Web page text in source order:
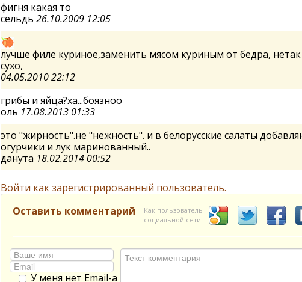
фигня какая то
сельдь 26.10.2009 12:05
лучше филе куриное,заменить мясом куриным от бедра, нетак
сухо,
04.05.2010 22:12
грибы и яйца?ха...боязноо
оль 17.08.2013 01:33
это "жирность".не "нежность". и в белорусские салаты
огурчики и лук маринованный..
данута 18.02.2014 00:52
Войти как зарегистрированный пользователь.
Оставить комментарий
Как пользователь
социальной сети
У меня нет Email-а